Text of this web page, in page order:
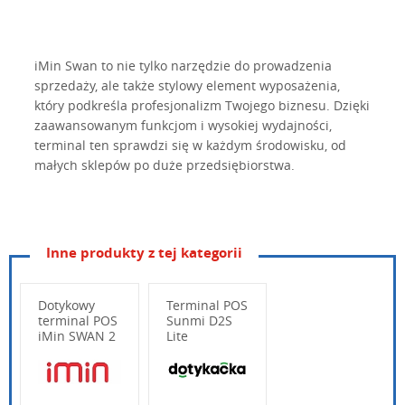
iMin Swan to nie tylko narzędzie do prowadzenia
sprzedaży, ale także stylowy element wyposażenia,
który podkreśla profesjonalizm Twojego biznesu. Dzięki
zaawansowanym funkcjom i wysokiej wydajności,
terminal ten sprawdzi się w każdym środowisku, od
małych sklepów po duże przedsiębiorstwa.
Procesor
Pamięć
System
Wpisz poniżej swoje pytanie
Inne produkty z tej kategorii
Dotykowy
terminal POS
iMin SWAN 2
Terminal POS
Sunmi D2S
Lite